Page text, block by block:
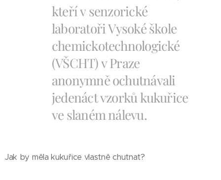
kteří v senzorické
laboratoři Vysoké škole
chemickotechnologické
(VŠCHT) v Praze
anonymně ochutnávali
jedenáct vzorků kukuřice
ve slaném nálevu.
Jak by měla kukuřice vlastně chutnat?